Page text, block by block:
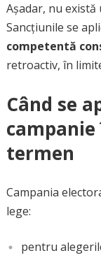
Așadar, nu
Sancțiunile se
competentă
retroactiv, în
Când se
termen
Campania
lege:
pentru